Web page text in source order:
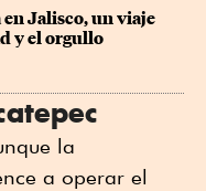
Jalisco, un viaje
y el orgullo
la
a operar el